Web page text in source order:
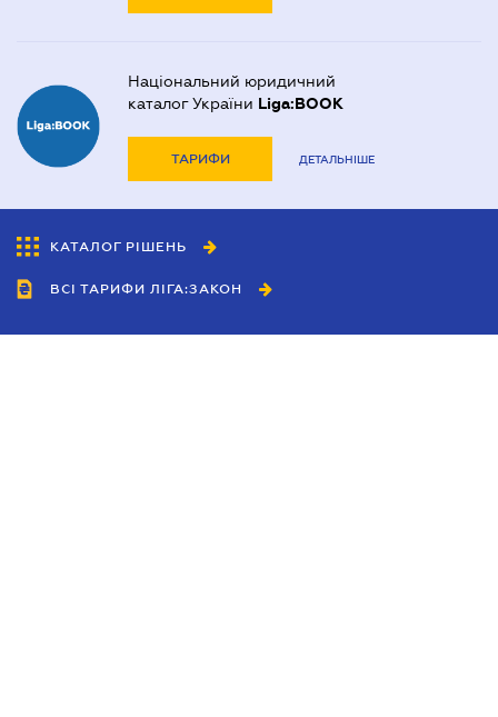
Національний юридичний
каталог України Liga:BOOK
ТАРИФИ ДЕТАЛЬНІШЕ
КАТАЛОГ РІШЕНЬ
ВСІ ТАРИФИ ЛІГА:ЗАКОН